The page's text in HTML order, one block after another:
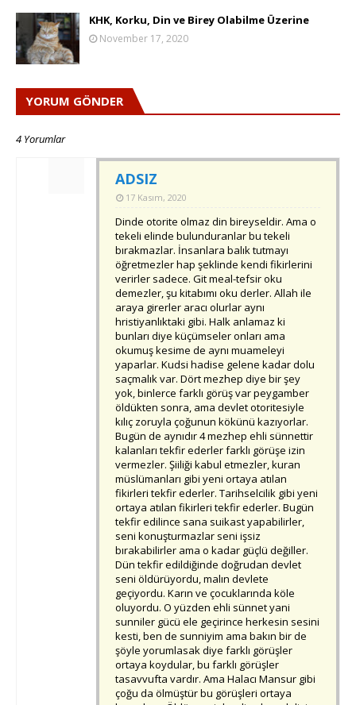
KHK, Korku, Din ve Birey Olabilme Üzerine
November 17, 2020
YORUM GÖNDER
4 Yorumlar
ADSIZ
17 Kasım, 2020
Dinde otorite olmaz din bireyseldir. Ama o
tekeli elinde bulunduranlar bu tekeli
bırakmazlar. İnsanlara balık tutmayı
öğretmezler hap şeklinde kendi fikirlerini
verirler sadece. Git meal-tefsir oku
demezler, şu kitabımı oku derler. Allah ile
araya girerler aracı olurlar aynı
hristiyanlıktaki gibi. Halk anlamaz ki
bunları diye küçümseler onları ama
okumuş kesime de aynı muameleyi
yaparlar. Kudsi hadise gelene kadar dolu
saçmalık var. Dört mezhep diye bir şey
yok, binlerce farklı görüş var peygamber
öldükten sonra, ama devlet otoritesiyle
kılıç zoruyla çoğunun kökünü kazıyorlar.
Bugün de aynıdır 4 mezhep ehli sünnettir
kalanları tekfir ederler farklı görüşe izin
vermezler. Şiiliği kabul etmezler, kuran
müslümanları gibi yeni ortaya atılan
fikirleri tekfir ederler. Tarihselcilik gibi yeni
ortaya atılan fikirleri tekfir ederler. Bugün
tekfir edilince sana suikast yapabilirler,
seni konuşturmazlar seni işsiz
bırakabilirler ama o kadar güçlü değiller.
Dün tekfir edildiğinde doğrudan devlet
seni öldürüyordu, malın devlete
geçiyordu. Karın ve çocuklarında köle
oluyordu. O yüzden ehli sünnet yani
sunniler gücü ele geçirince herkesin sesini
kesti, ben de sunniyim ama bakın bir de
şöyle yorumlasak diye farklı görüşler
ortaya koydular, bu farklı görüşler
tasavvufta vardır. Ama Halacı Mansur gibi
çoğu da ölmüştür bu görüşleri ortaya